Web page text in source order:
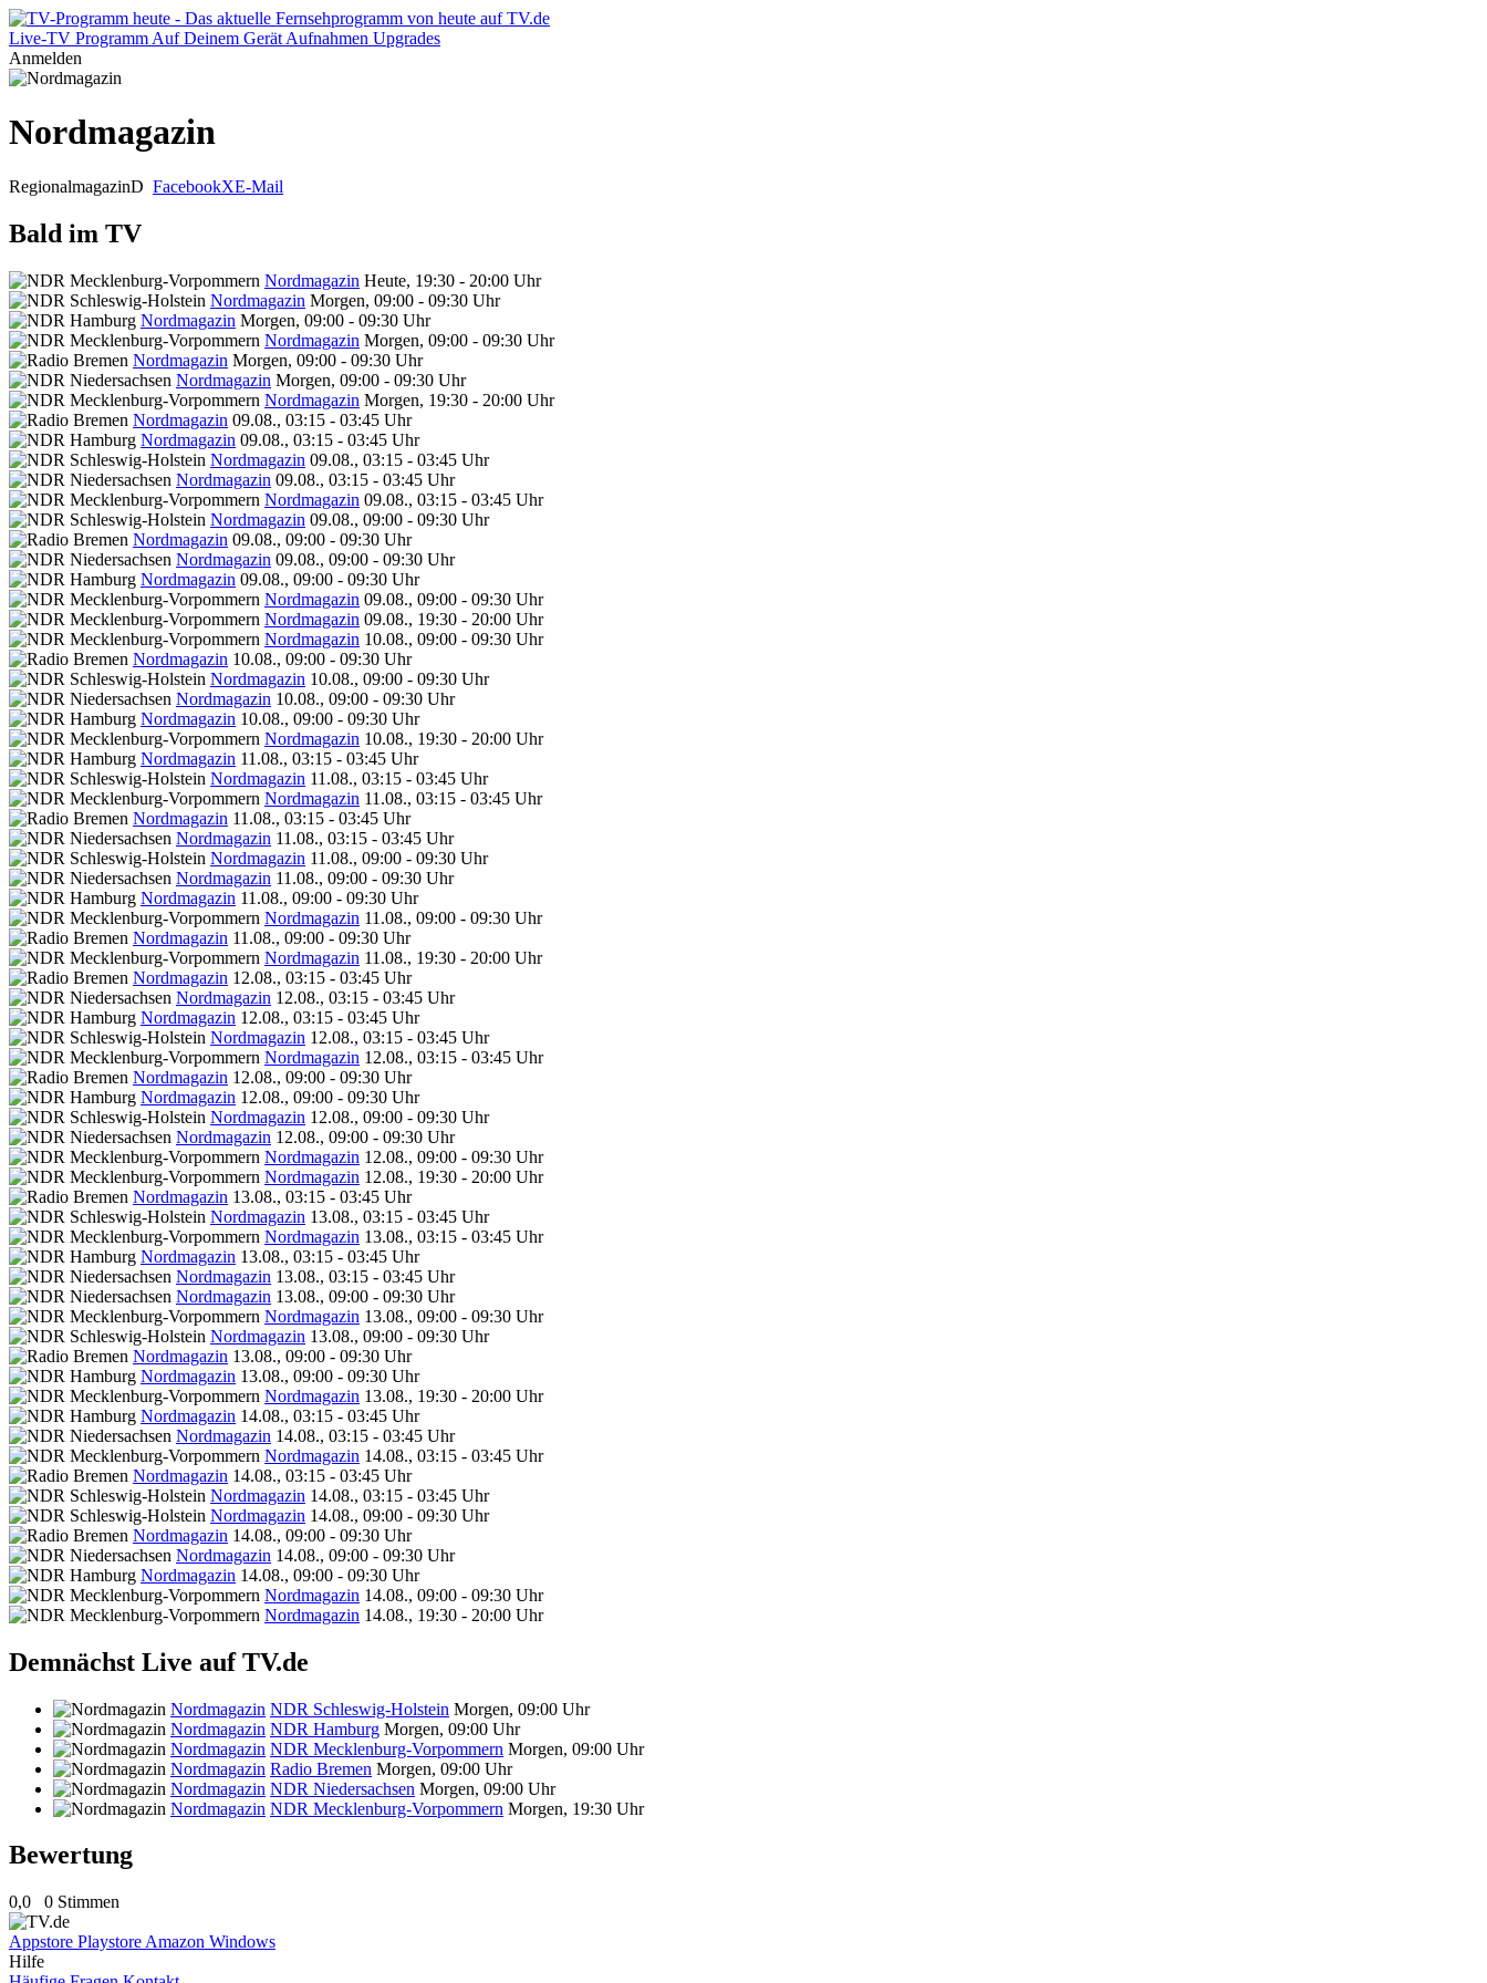
Live-TV Programm Auf Deinem Gerät Aufnahmen Upgrades
Anmelden
Nordmagazin
RegionalmagazinD FacebookXE-Mail
Bald im TV
Nordmagazin Heute, 19:30 - 20:00 Uhr
Nordmagazin Morgen, 09:00 - 09:30 Uhr
Nordmagazin Morgen, 09:00 - 09:30 Uhr
Nordmagazin Morgen, 09:00 - 09:30 Uhr
Nordmagazin Morgen, 09:00 - 09:30 Uhr
Nordmagazin Morgen, 09:00 - 09:30 Uhr
Nordmagazin Morgen, 19:30 - 20:00 Uhr
Nordmagazin 09.08., 03:15 - 03:45 Uhr
Nordmagazin 09.08., 03:15 - 03:45 Uhr
Nordmagazin 09.08., 03:15 - 03:45 Uhr
Nordmagazin 09.08., 03:15 - 03:45 Uhr
Nordmagazin 09.08., 03:15 - 03:45 Uhr
Nordmagazin 09.08., 09:00 - 09:30 Uhr
Nordmagazin 09.08., 09:00 - 09:30 Uhr
Nordmagazin 09.08., 09:00 - 09:30 Uhr
Nordmagazin 09.08., 09:00 - 09:30 Uhr
Nordmagazin 09.08., 09:00 - 09:30 Uhr
Nordmagazin 09.08., 19:30 - 20:00 Uhr
Nordmagazin 10.08., 09:00 - 09:30 Uhr
Nordmagazin 10.08., 09:00 - 09:30 Uhr
Nordmagazin 10.08., 09:00 - 09:30 Uhr
Nordmagazin 10.08., 09:00 - 09:30 Uhr
Nordmagazin 10.08., 09:00 - 09:30 Uhr
Nordmagazin 10.08., 19:30 - 20:00 Uhr
Nordmagazin 11.08., 03:15 - 03:45 Uhr
Nordmagazin 11.08., 03:15 - 03:45 Uhr
Nordmagazin 11.08., 03:15 - 03:45 Uhr
Nordmagazin 11.08., 03:15 - 03:45 Uhr
Nordmagazin 11.08., 03:15 - 03:45 Uhr
Nordmagazin 11.08., 09:00 - 09:30 Uhr
Nordmagazin 11.08., 09:00 - 09:30 Uhr
Nordmagazin 11.08., 09:00 - 09:30 Uhr
Nordmagazin 11.08., 09:00 - 09:30 Uhr
Nordmagazin 11.08., 09:00 - 09:30 Uhr
Nordmagazin 11.08., 19:30 - 20:00 Uhr
Nordmagazin 12.08., 03:15 - 03:45 Uhr
Nordmagazin 12.08., 03:15 - 03:45 Uhr
Nordmagazin 12.08., 03:15 - 03:45 Uhr
Nordmagazin 12.08., 03:15 - 03:45 Uhr
Nordmagazin 12.08., 03:15 - 03:45 Uhr
Nordmagazin 12.08., 09:00 - 09:30 Uhr
Nordmagazin 12.08., 09:00 - 09:30 Uhr
Nordmagazin 12.08., 09:00 - 09:30 Uhr
Nordmagazin 12.08., 09:00 - 09:30 Uhr
Nordmagazin 12.08., 09:00 - 09:30 Uhr
Nordmagazin 12.08., 19:30 - 20:00 Uhr
Nordmagazin 13.08., 03:15 - 03:45 Uhr
Nordmagazin 13.08., 03:15 - 03:45 Uhr
Nordmagazin 13.08., 03:15 - 03:45 Uhr
Nordmagazin 13.08., 03:15 - 03:45 Uhr
Nordmagazin 13.08., 03:15 - 03:45 Uhr
Nordmagazin 13.08., 09:00 - 09:30 Uhr
Nordmagazin 13.08., 09:00 - 09:30 Uhr
Nordmagazin 13.08., 09:00 - 09:30 Uhr
Nordmagazin 13.08., 09:00 - 09:30 Uhr
Nordmagazin 13.08., 09:00 - 09:30 Uhr
Nordmagazin 13.08., 19:30 - 20:00 Uhr
Nordmagazin 14.08., 03:15 - 03:45 Uhr
Nordmagazin 14.08., 03:15 - 03:45 Uhr
Nordmagazin 14.08., 03:15 - 03:45 Uhr
Nordmagazin 14.08., 03:15 - 03:45 Uhr
Nordmagazin 14.08., 03:15 - 03:45 Uhr
Nordmagazin 14.08., 09:00 - 09:30 Uhr
Nordmagazin 14.08., 09:00 - 09:30 Uhr
Nordmagazin 14.08., 09:00 - 09:30 Uhr
Nordmagazin 14.08., 09:00 - 09:30 Uhr
Nordmagazin 14.08., 09:00 - 09:30 Uhr
Nordmagazin 14.08., 19:30 - 20:00 Uhr
Demnächst Live auf TV.de
Nordmagazin NDR Schleswig-Holstein Morgen, 09:00 Uhr
Nordmagazin NDR Hamburg Morgen, 09:00 Uhr
Nordmagazin NDR Mecklenburg-Vorpommern Morgen, 09:00 Uhr
Nordmagazin Radio Bremen Morgen, 09:00 Uhr
Nordmagazin NDR Niedersachsen Morgen, 09:00 Uhr
Nordmagazin NDR Mecklenburg-Vorpommern Morgen, 19:30 Uhr
Bewertung
0,0 0 Stimmen
Appstore Playstore Amazon Windows
Hilfe